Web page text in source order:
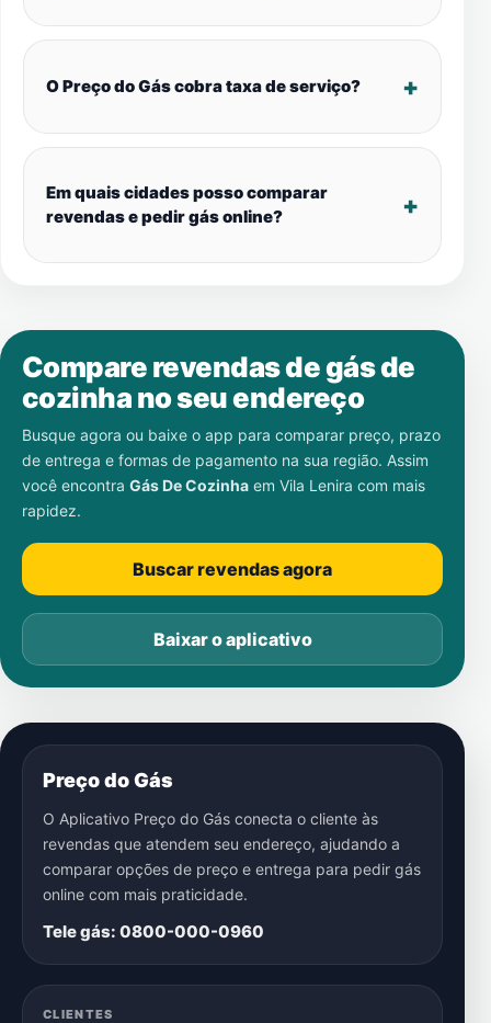
O Preço do Gás cobra taxa de serviço?
Em quais cidades posso comparar
revendas e pedir gás online?
Compare revendas de gás de
cozinha no seu endereço
Busque agora ou baixe o app para comparar preço, prazo
de entrega e formas de pagamento na sua região. Assim
você encontra Gás De Cozinha em Vila Lenira com mais
rapidez.
Buscar revendas agora
Baixar o aplicativo
Preço do Gás
O Aplicativo Preço do Gás conecta o cliente às
revendas que atendem seu endereço, ajudando a
comparar opções de preço e entrega para pedir gás
online com mais praticidade.
Tele gás: 0800-000-0960
CLIENTES